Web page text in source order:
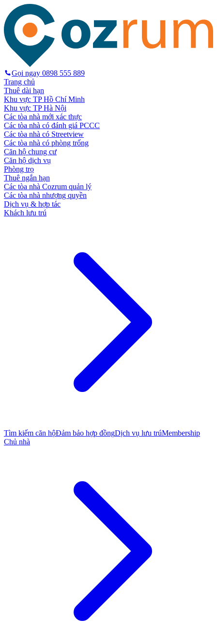
Gọi ngay 0898 555 889
Trang chủ
Thuê dài hạn
Khu vực TP Hồ Chí Minh
Khu vực TP Hà Nội
Các tòa nhà mới xác thực
Các tòa nhà có đánh giá PCCC
Các tòa nhà có Streetview
Các tòa nhà có phòng trống
Căn hộ chung cư
Căn hộ dịch vụ
Phòng trọ
Thuê ngắn hạn
Các tòa nhà Cozrum quản lý
Các tòa nhà nhượng quyền
Dịch vụ & hợp tác
Khách lưu trú
Tìm kiếm căn hộĐảm bảo hợp đồngDịch vụ lưu trúMembership
Chủ nhà